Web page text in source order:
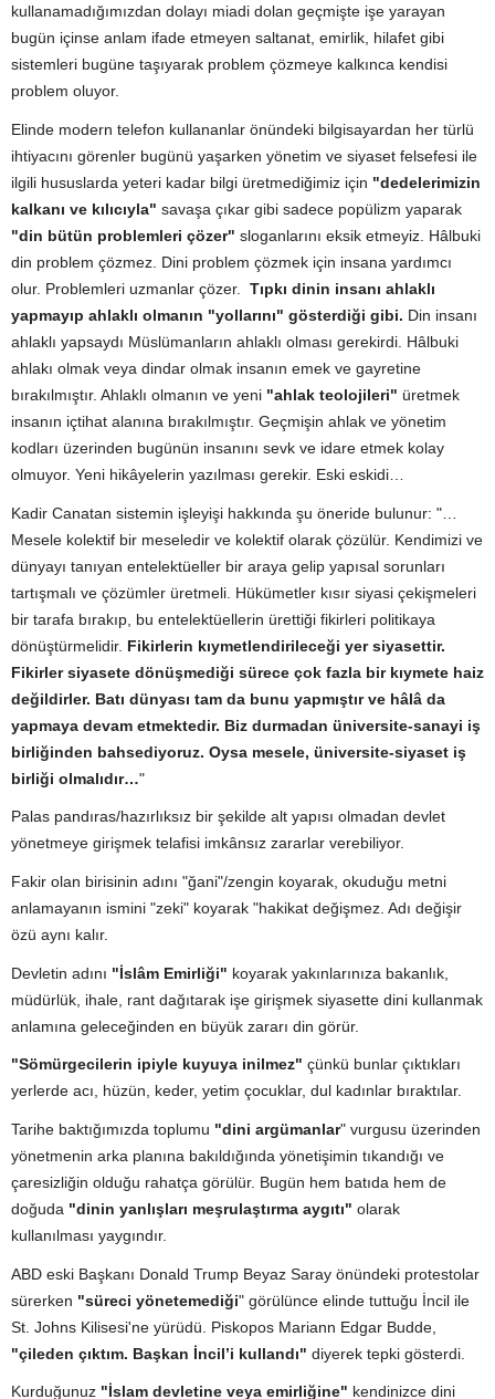
kullanamadığımızdan dolayı miadi dolan geçmişte işe yarayan
bugün içinse anlam ifade etmeyen saltanat, emirlik, hilafet gibi
sistemleri bugüne taşıyarak problem çözmeye kalkınca kendisi
problem oluyor.
Elinde modern telefon kullananlar önündeki bilgisayardan her türlü
ihtiyacını görenler bugünü yaşarken yönetim ve siyaset felsefesi ile
ilgili hususlarda yeteri kadar bilgi üretmediğimiz için "dedelerimizin
kalkanı ve kılıcıyla" savaşa çıkar gibi sadece popülizm yaparak
"din bütün problemleri çözer" sloganlarını eksik etmeyiz. Hâlbuki
din problem çözmez. Dini problem çözmek için insana yardımcı
olur. Problemleri uzmanlar çözer. Tıpkı dinin insanı ahlaklı
yapmayıp ahlaklı olmanın "yollarını" gösterdiği gibi. Din insanı
ahlaklı yapsaydı Müslümanların ahlaklı olması gerekirdi. Hâlbuki
ahlakı olmak veya dindar olmak insanın emek ve gayretine
bırakılmıştır. Ahlaklı olmanın ve yeni "ahlak teolojileri" üretmek
insanın içtihat alanına bırakılmıştır. Geçmişin ahlak ve yönetim
kodları üzerinden bugünün insanını sevk ve idare etmek kolay
olmuyor. Yeni hikâyelerin yazılması gerekir. Eski eskidi…
Kadir Canatan sistemin işleyişi hakkında şu öneride bulunur: "…
Mesele kolektif bir meseledir ve kolektif olarak çözülür. Kendimizi ve
dünyayı tanıyan entelektüeller bir araya gelip yapısal sorunları
tartışmalı ve çözümler üretmeli. Hükümetler kısır siyasi çekişmeleri
bir tarafa bırakıp, bu entelektüellerin ürettiği fikirleri politikaya
dönüştürmelidir. Fikirlerin kıymetlendirileceği yer siyasettir.
Fikirler siyasete dönüşmediği sürece çok fazla bir kıymete haiz
değildirler. Batı dünyası tam da bunu yapmıştır ve hâlâ da
yapmaya devam etmektedir. Biz durmadan üniversite-sanayi iş
birliğinden bahsediyoruz. Oysa mesele, üniversite-siyaset iş
birliği olmalıdır…"
Palas pandıras/hazırlıksız bir şekilde alt yapısı olmadan devlet
yönetmeye girişmek telafisi imkânsız zararlar verebiliyor.
Fakir olan birisinin adını "ğani"/zengin koyarak, okuduğu metni
anlamayanın ismini "zeki" koyarak "hakikat değişmez. Adı değişir
özü aynı kalır.
Devletin adını "İslâm Emirliği" koyarak yakınlarınıza bakanlık,
müdürlük, ihale, rant dağıtarak işe girişmek siyasette dini kullanmak
anlamına geleceğinden en büyük zararı din görür.
"Sömürgecilerin ipiyle kuyuya inilmez" çünkü bunlar çıktıkları
yerlerde acı, hüzün, keder, yetim çocuklar, dul kadınlar bıraktılar.
Tarihe baktığımızda toplumu "dini argümanlar" vurgusu üzerinden
yönetmenin arka planına bakıldığında yönetişimin tıkandığı ve
çaresizliğin olduğu rahatça görülür. Bugün hem batıda hem de
doğuda "dinin yanlışları meşrulaştırma aygıtı" olarak
kullanılması yaygındır.
ABD eski Başkanı Donald Trump Beyaz Saray önündeki protestolar
sürerken "süreci yönetemediği" görülünce elinde tuttuğu İncil ile
St. Johns Kilisesi'ne yürüdü. Piskopos Mariann Edgar Budde,
"çileden çıktım. Başkan İncil’i kullandı" diyerek tepki gösterdi.
Kurduğunuz "İslam devletine veya emirliğine" kendinizce dini